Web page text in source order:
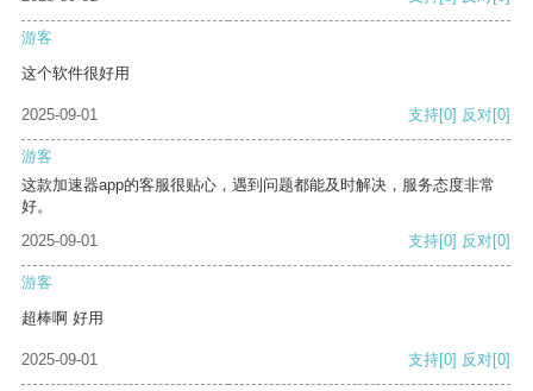
游客
这个软件很好用
2025-09-01 支持[0] 反对[0]
游客
这款加速器app的客服很贴心，遇到问题都能及时解决，服务态度非常
好。
2025-09-01
支持[0] 反对[0]
游客
超棒啊 好用
2025-09-01 支持[0] 反对[0]